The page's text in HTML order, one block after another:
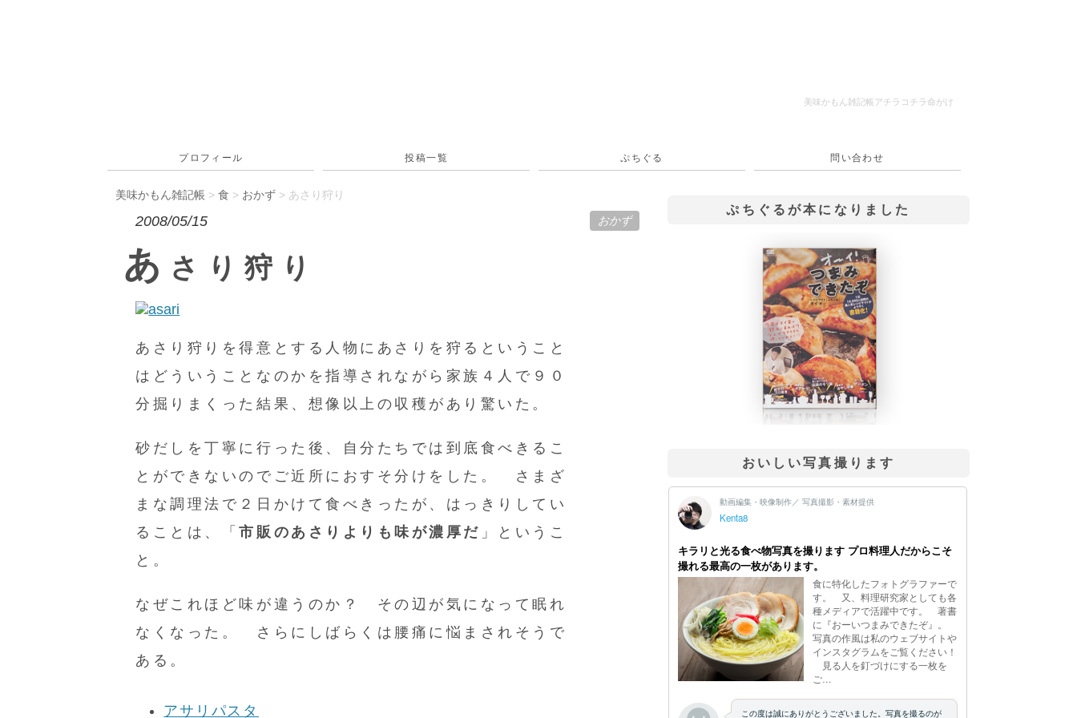
美味かもん雑記帳 アチラコチラ命がけ
プロフィール 投稿一覧 ぷちぐる 問い合わせ
美味かもん雑記帳 >食 > おかず > あさり狩り
2008/05/15 おかず
あ さり狩り
あさり狩りを得意とする人物にあさりを狩るということ
はどういうことなのかを指導されながら家族４人で９０
分掘りまくった結果、想像以上の収穫があり驚いた。
砂だしを丁寧に行った後、自分たちでは到底食べきるこ
とができないのでご近所におすそ分けをした。 さまざ
まな調理法で２日かけて食べきったが、はっきりしてい
ることは、「市販のあさりよりも味が濃厚だ 」というこ
と。
なぜこれほど味が違うのか？ その辺が気になって眠れ
なくなった。 さらにしばらくは腰痛に悩まされそうで
ある。
アサリパスタ
ぷちぐるが本になりました
おいしい写真撮ります